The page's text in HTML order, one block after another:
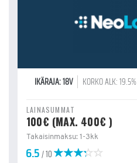
IKÄRAJA: 18V KORKO ALK: 19.5%
LAINASUMMAT
100€ (MAX. 400€ )
Takaisinmaksu: 1-3kk
6.5/ 10